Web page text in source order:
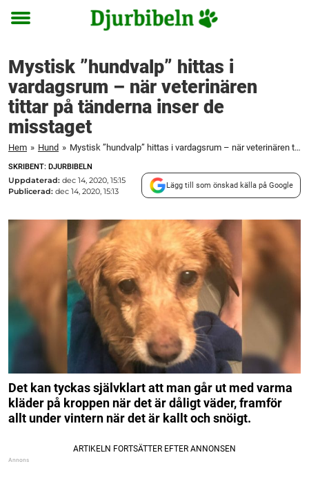
Toggle
Mystisk ”hundvalp” hittas i
vardagsrum – när veterinären
tittar på tänderna inser de
misstaget
Hem » Hund » Mystisk ”hundvalp” hittas i vardagsrum – när veterinären tittar på tänderna inser de misstaget
SKRIBENT: DJURBIBELN
Uppdaterad: dec 14, 2020, 15:15
Publicerad: dec 14, 2020, 15:13
Lägg till som önskad källa på Google
Det kan tyckas självklart att man går ut med varma
kläder på kroppen när det är dåligt väder, framför
allt under vintern när det är kallt och snöigt.